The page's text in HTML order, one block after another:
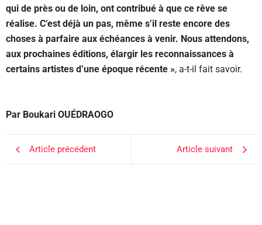
qui de près ou de loin, ont contribué à que ce rêve se
réalise. C’est déjà un pas, même s’il reste encore des
choses à parfaire aux échéances à venir. Nous attendons,
aux prochaines éditions, élargir les reconnaissances à
certains artistes d’une époque récente », a-t-il fait savoir.
Par Boukari OUÉDRAOGO
Article précédent Article suivant